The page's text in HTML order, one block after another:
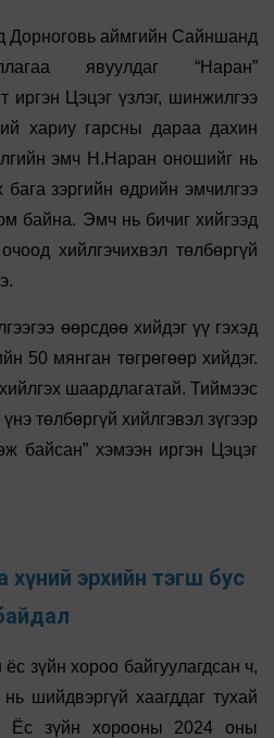
Дорноговь аймгийн Сайншанд
явуулдаг “Наран”
иргэн Цэцэг үзлэг, шинжилгээ
хариу гарсны дараа дахин
эмч Н.Наран оношийг нь
бага зэргийн өдрийн эмчилгээ
байна. Эмч нь бичиг хийгээд
хийлгэчихвэл төлбөргүй
өөрсдөө хийдэг үү гэхэд
50 мянган төгрөгөөр хийдэг.
шаардлагатай. Тиймээс
төлбөргүй хийлгэвэл зүгээр
байсан” хэмээн иргэн Цэцэг
хүний эрхийн тэгш бус
зүйн хороо байгуулагдсан ч,
шийдвэргүй хаагддаг тухай
Ёс зүйн хорооны 2024 оны